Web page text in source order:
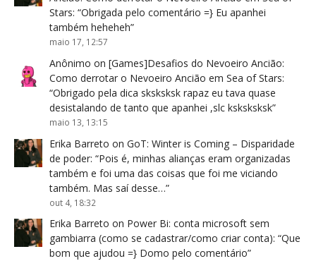
Stars: “Obrigada pelo comentário =} Eu apanhei
também heheheh”
maio 17, 12:57
Anônimo on [Games]Desafios do Nevoeiro Ancião:
Como derrotar o Nevoeiro Ancião em Sea of Stars:
“Obrigado pela dica sksksksk rapaz eu tava quase
desistalando de tanto que apanhei ,slc ksksksksk”
maio 13, 13:15
Erika Barreto on GoT: Winter is Coming – Disparidade
de poder: “Pois é, minhas alianças eram organizadas
também e foi uma das coisas que foi me viciando
também. Mas saí desse…”
out 4, 18:32
Erika Barreto on Power Bi: conta microsoft sem
gambiarra (como se cadastrar/como criar conta): “Que
bom que ajudou =} Domo pelo comentário”